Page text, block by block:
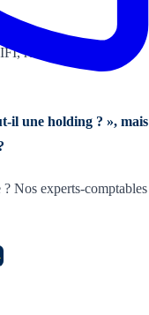
réduction IR-PME,
il une holding ? »,
Nos experts-comptables